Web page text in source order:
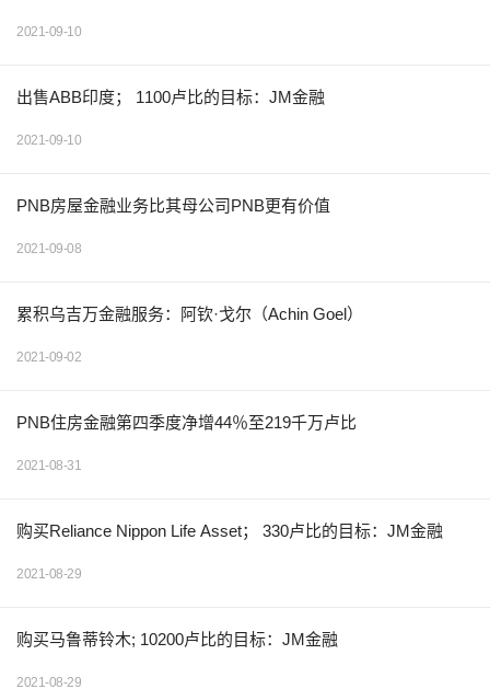
2021-09-10
出售ABB印度； 1100卢比的目标：JM金融
2021-09-10
PNB房屋金融业务比其母公司PNB更有价值
2021-09-08
累积乌吉万金融服务：阿钦·戈尔（Achin Goel）
2021-09-02
PNB住房金融第四季度净增44％至219千万卢比
2021-08-31
购买Reliance Nippon Life Asset； 330卢比的目标：JM金融
2021-08-29
购买马鲁蒂铃木; 10200卢比的目标：JM金融
2021-08-29